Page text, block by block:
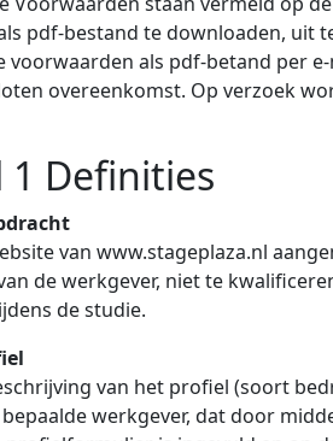
pdf-bestand te downloaden, uit
voorwaarden als pdf-betand per
overeenkomst. Op verzoek
Definities
van www.stageplaza.nl
de werkgever, niet te
de studie.
van het profiel (soort
werkgever, dat door